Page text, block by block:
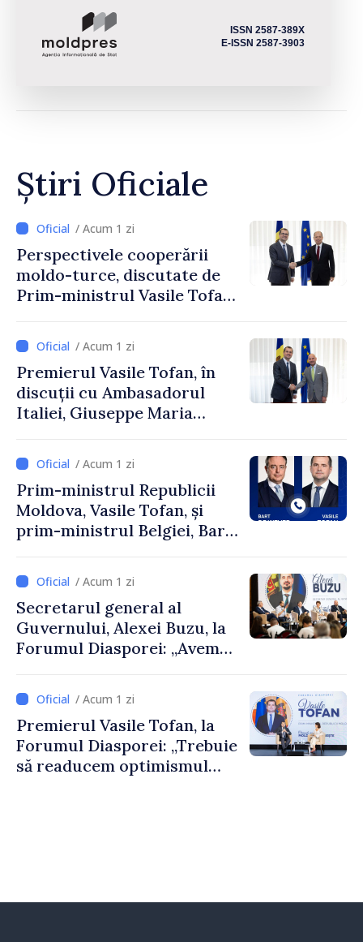
ISSN 2587-389X
E-ISSN 2587-3903
Știri Oficiale
/ Acum 1 zi
Perspectivele cooperării
moldo-turce, discutate de
Prim-ministrul Vasile Tofan
Uygar Mustafa Sertel
/ Acum 1 zi
Premierul Vasile Tofan, în
discuții cu Ambasadorul
Italiei, Giuseppe Maria
/ Acum 1 zi
Prim-ministrul Republicii
Moldova, Vasile Tofan, și
prim-ministrul Belgiei, Bart
despre parcursul european
al Republicii Moldova.
/ Acum 1 zi
Secretarul general al
Guvernului, Alexei Buzu, la
Forumul Diasporei: „Avem
dumneavoastră pentru a
construi comunități mai
puternice”
/ Acum 1 zi
Premierul Vasile Tofan, la
Forumul Diasporei: „Trebuie
să readucem optimismul